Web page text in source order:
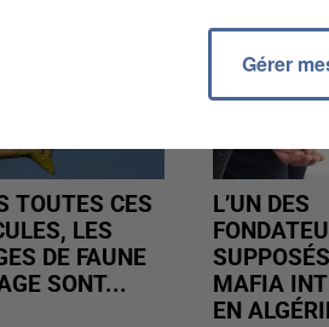
TOUTES CES
LES
DE FAUNE
SONT...
L’UN DES
MAFIA
EN
Gérer